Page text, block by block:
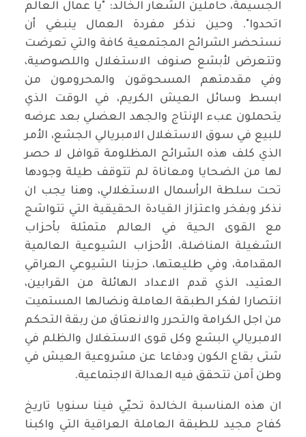
الجسيمة، حاملين الشعار الخالد: "يا عمال العالم
اتحدوا". وحين نذكر مفردة العمال ينبغي أن
نستحضر الشرائح المجتمعية كافة والتي تعرضت
وتتعرض لأبشع صنوف الاستغلال واللصوصية،
وفي مقدمتهم المسحوقون والمحرومون من
ابسط وسائل العيش الكريم، في الوقت الذي
يتحملون عبء الإنتاج والجهد العضلي بعد عرضه
للبيع في سوق الاستغلال الامبريالي الجشع، الأمر
الذي كلف هذه الشرائح المظلومة قوافل لا حصر
لها من الضحايا ومعاناة لم تتوقف طيلة وجودها
تحت سلطة الرأسمال الاستغلالي، وهنا يجب ان
نذكر وبفخر واعتزاز القيادة الحقيقية التي تتواشج
مع القوى الحية في العالم متمثلة بأحزاب
الشغيلة المناضلة، الأحزاب الشيوعية العالمية
المقدامة، وفي طليعتها، حزبنا الشيوعي العراقي
العتيد، الذي قدم الاعداد الهائلة من القرابين،
انتصارا لفكر الطبقة العاملة ونضالها المستميت
من اجل الكرامة والتحرر والانعتاق من ربقة التحكم
الامبريالي البشع وكل قوى الاستغلال والظلم في
شتى بقاع الكون ودفاعا عن مشروعية العيش في
وطن آمن تتحقق فيه العدالة الاجتماعية.
ان هذه المناسبة الخالدة تحيّي فينا سنويا تاريخ
كفاح مجيد للطبقة العاملة العراقية التي واكبنا